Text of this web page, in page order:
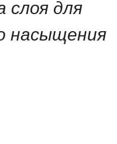
слоя для
насыщения